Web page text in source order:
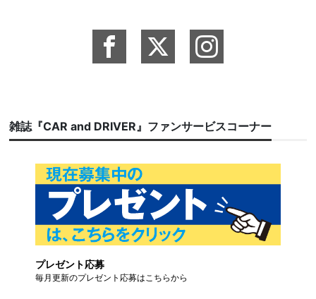
雑誌『CAR and DRIVER』ファンサービスコーナー
プレゼント応募
毎月更新のプレゼント応募はこちらから